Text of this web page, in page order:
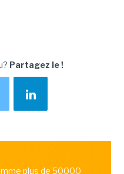
Partagez le !
plus de 50000